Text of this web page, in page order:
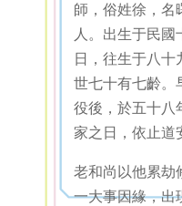
師，俗姓徐，名
人。出生于民國
日，往生于八十
世七十有七齡。
役後，於五十八
家之日，依止道
老和尚以他累劫
一大事因緣，出